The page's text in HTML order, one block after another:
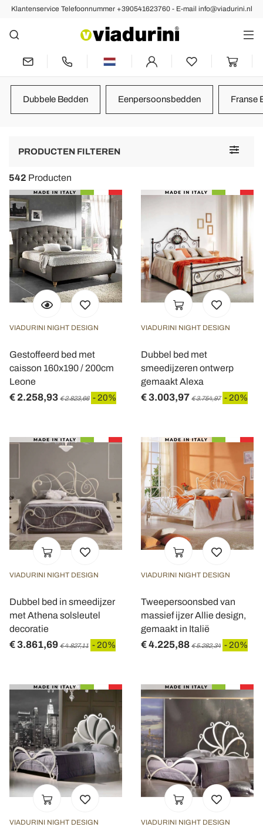
Klantenservice Telefoonnummer +390541623760 - E-mail info@viadurini.nl
Richt de Slaapkamer in met
Beoordelingen : Gemiddelde Score : 5,0
Dubbele Bedden Eenpersoonsbedden Franse
Toggle
PRODUCTEN FILTEREN
542 Producten
VIADURINI NIGHT DESIGN
Gestoffeerd bed met
caisson 160x190 / 200cm
Leone
€ 2.258,93 € 2.823,66 - 20%
VIADURINI NIGHT DESIGN
Dubbel bed met
smeedijzeren ontwerp
gemaakt Alexa
€ 3.003,97 € 3.754,97 - 20%
VIADURINI NIGHT DESIGN
Dubbel bed in smeedijzer
met Athena solsleutel
decoratie
€ 3.861,69 € 4.827,11 - 20%
VIADURINI NIGHT DESIGN
Tweepersoonsbed van
massief ijzer Allie design,
gemaakt in Italië
€ 4.225,88 € 5.282,34 - 20%
VIADURINI NIGHT DESIGN VIADURINI NIGHT DESIGN